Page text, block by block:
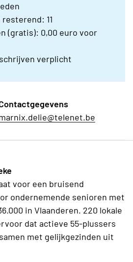
11
(gratis): 0,00 euro voor
verplicht
voor een bruisend
ondernemende senioren met
in Vlaanderen. 220 lokale
dat actieve 55-plussers
met gelijkgezinden uit